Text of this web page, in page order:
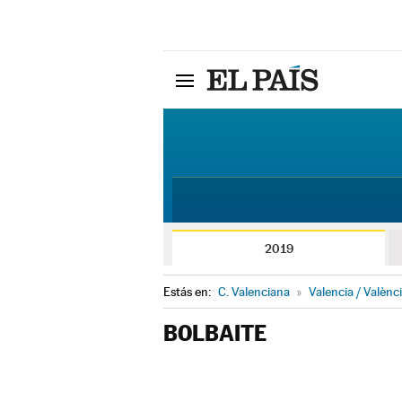
2019
Estás en: C. Valenciana » Valencia /
BOLBAITE